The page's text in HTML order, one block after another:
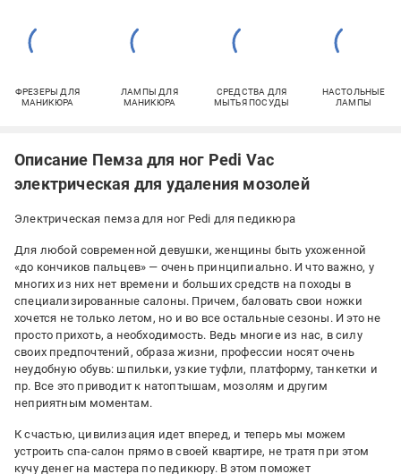
ФРЕЗЕРЫ ДЛЯ
МАНИКЮРА
ЛАМПЫ ДЛЯ
МАНИКЮРА
СРЕДСТВА ДЛЯ
МЫТЬЯ ПОСУДЫ
НАСТОЛЬНЫЕ
ЛАМПЫ
Описание Пемза для ног Pedi Vac
электрическая для удаления мозолей
Электрическая пемза для ног Pedi для педикюра
Для любой современной девушки, женщины быть ухоженной
«до кончиков пальцев» — очень принципиально. И что важно, у
многих из них нет времени и больших средств на походы в
специализированные салоны. Причем, баловать свои ножки
хочется не только летом, но и во все остальные сезоны. И это не
просто прихоть, а необходимость. Ведь многие из нас, в силу
своих предпочтений, образа жизни, профессии носят очень
неудобную обувь: шпильки, узкие туфли, платформу, танкетки и
пр. Все это приводит к натоптышам, мозолям и другим
неприятным моментам.
К счастью, цивилизация идет вперед, и теперь мы можем
устроить спа-салон прямо в своей квартире, не тратя при этом
кучу денег на мастера по педикюру. В этом поможет